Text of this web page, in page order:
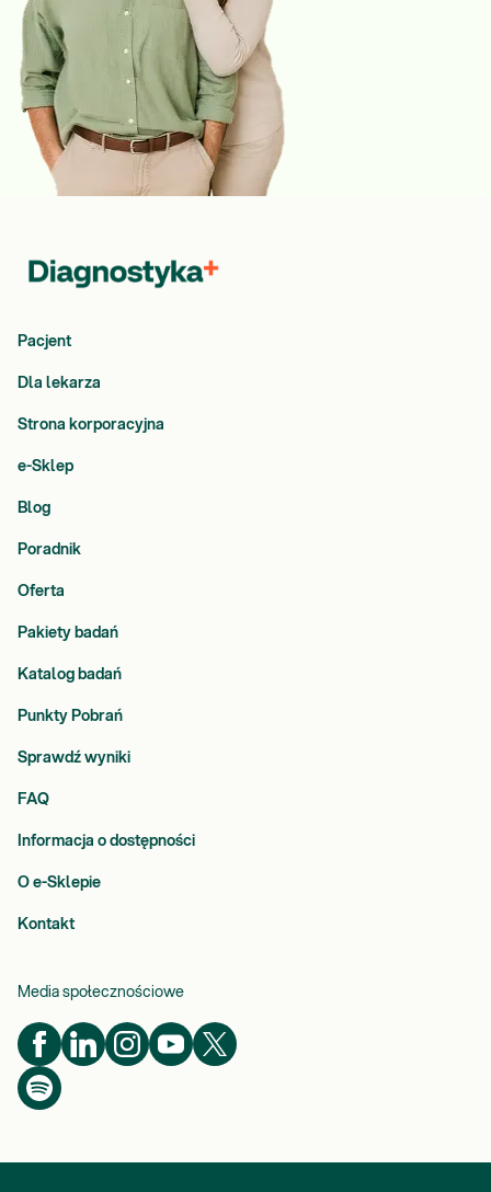
Pacjent
Dla lekarza
Strona korporacyjna
e-Sklep
Blog
Poradnik
Oferta
Pakiety badań
Katalog badań
Punkty Pobrań
Sprawdź wyniki
FAQ
Informacja o dostępności
O e-Sklepie
Kontakt
Media społecznościowe